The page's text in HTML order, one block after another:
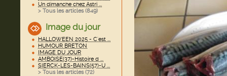
Un dimanche chez Astri ...
> Tous les articles (849)
Image du jour
HALLOWEEN 2025 - C'est ...
HUMOUR BRETON
IMAGE DU JOUR
AMBOISE(37)-Histoire d ...
SIERCK-LES-BAINS(57)-U ...
> Tous les articles (72)